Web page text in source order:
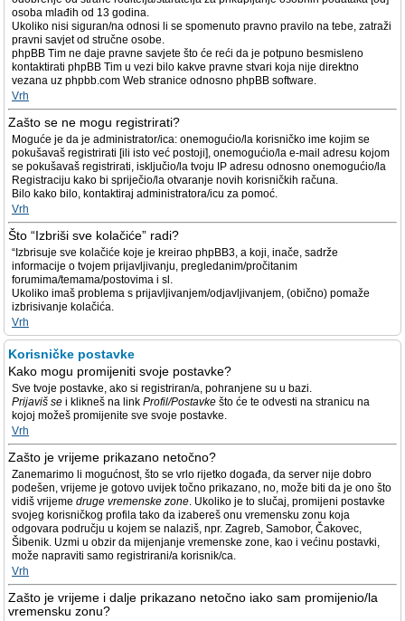
osoba mlađih od 13 godina.
Ukoliko nisi siguran/na odnosi li se spomenuto pravno pravilo na tebe, zatraži
pravni savjet od stručne osobe.
phpBB Tim ne daje pravne savjete što će reći da je potpuno besmisleno
kontaktirati phpBB Tim u vezi bilo kakve pravne stvari koja nije direktno
vezana uz phpbb.com Web stranice odnosno phpBB software.
Vrh
Zašto se ne mogu registrirati?
Moguće je da je administrator/ica: onemogućio/la korisničko ime kojim se
pokušavaš registrirati [ili isto već postoji], onemogućio/la e-mail adresu kojom
se pokušavaš registrirati, isključio/la tvoju IP adresu odnosno onemogućio/la
Registraciju kako bi spriječio/la otvaranje novih korisničkih računa.
Bilo kako bilo, kontaktiraj administratora/icu za pomoć.
Vrh
Što “Izbriši sve kolačiće” radi?
“Izbrisuje sve kolačiće koje je kreirao phpBB3, a koji, inače, sadrže
informacije o tvojem prijavljivanju, pregledanim/pročitanim
forumima/temama/postovima i sl.
Ukoliko imaš problema s prijavljivanjem/odjavljivanjem, (obično) pomaže
izbrisivanje kolačića.
Vrh
Korisničke postavke
Kako mogu promijeniti svoje postavke?
Sve tvoje postavke, ako si registriran/a, pohranjene su u bazi.
Prijaviš se i klikneš na link Profil/Postavke što će te odvesti na stranicu na
kojoj možeš promijenite sve svoje postavke.
Vrh
Zašto je vrijeme prikazano netočno?
Zanemarimo li mogućnost, što se vrlo rijetko događa, da server nije dobro
podešen, vrijeme je gotovo uvijek točno prikazano, no, može biti da je ono što
vidiš vrijeme druge vremenske zone. Ukoliko je to slučaj, promijeni postavke
svojeg korisničkog profila tako da izabereš onu vremensku zonu koja
odgovara području u kojem se nalaziš, npr. Zagreb, Samobor, Čakovec,
Šibenik. Uzmi u obzir da mijenjanje vremenske zone, kao i većinu postavki,
može napraviti samo registrirani/a korisnik/ca.
Vrh
Zašto je vrijeme i dalje prikazano netočno iako sam promijenio/la
vremensku zonu?